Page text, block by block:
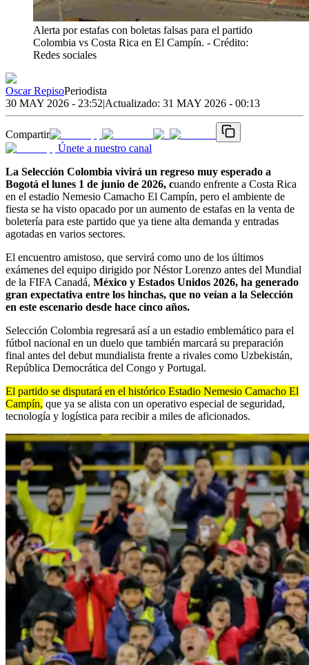
Alerta por estafas con boletas falsas para el partido
Colombia vs Costa Rica en El Campín. - Crédito:
Redes sociales
Oscar RepisoPeriodista
30 MAY 2026 - 23:52|Actualizado: 31 MAY 2026 - 00:13
Compartir
Únete a nuestro canal
La Selección Colombia vivirá un regreso muy esperado a
Bogotá el lunes 1 de junio de 2026, cuando enfrente a Costa Rica
en el estadio Nemesio Camacho El Campín, pero el ambiente de
fiesta se ha visto opacado por un aumento de estafas en la venta de
boletería para este partido que ya tiene alta demanda y entradas
agotadas en varios sectores.
El encuentro amistoso, que servirá como uno de los últimos
exámenes del equipo dirigido por Néstor Lorenzo antes del Mundial
de la FIFA Canadá, México y Estados Unidos 2026, ha generado
gran expectativa entre los hinchas, que no veían a la Selección
en este escenario desde hace cinco años.
Selección Colombia regresará así a un estadio emblemático para el
fútbol nacional en un duelo que también marcará su preparación
final antes del debut mundialista frente a rivales como Uzbekistán,
República Democrática del Congo y Portugal.
El partido se disputará en el histórico Estadio Nemesio Camacho El
Campín, que ya se alista con un operativo especial de seguridad,
tecnología y logística para recibir a miles de aficionados.